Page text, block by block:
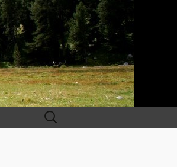
Buscar: